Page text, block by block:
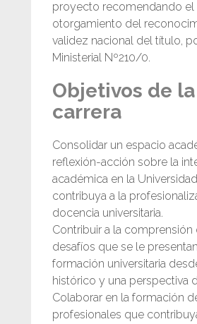
proyecto recomendando el
otorgamiento del
validez nacional del título,
Ministerial Nº210/0.
Objetivos de la
carrera
Consolidar un espacio
reflexión-acción sobre la
académica en la
contribuya a la
docencia universitaria.
Contribuir a la comprensión
desafíos que se le
formación universitaria
histórico y una perspectiva
Colaborar en la formación
profesionales que